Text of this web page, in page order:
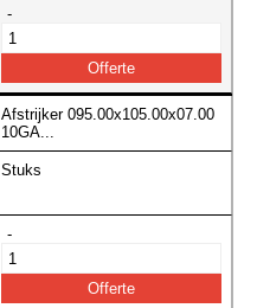
-
Afstrijker 095.00x105.00x07.00
10GA...
Stuks
-